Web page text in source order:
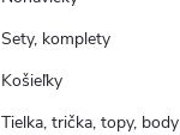
Sety, komplety
Košieľky
Tielka, trička, topy, body